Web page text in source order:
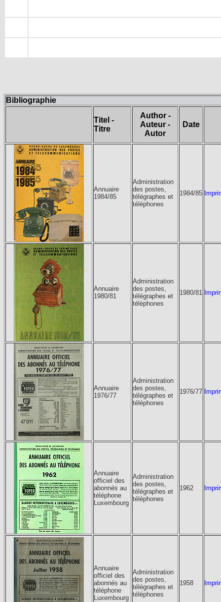
Bibliographie
Titel -
Titre
Author -
Auteur -
Autor
Date
Annuaire
1984/85
Administration
des postes,
télégraphes et
téléphones
1984/85
Annuaire
1980/81
Administration
des postes,
télégraphes et
téléphones
1980/81
Annuaire
1976/77
Administration
des postes,
télégraphes et
téléphones
1976/77
Annuaire
officiel des
abonnés au
téléphone
Luxembourg
Administration
des postes,
télégraphes et
téléphones
1962
Annuaire
officiel des
abonnés au
téléphone
Luxembourg
Administration
des postes,
télégraphes et
téléphones
1958